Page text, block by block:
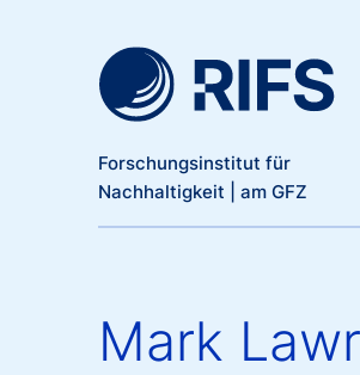
Forschungsinstitut für
Nachhaltigkeit | am GFZ
Mark